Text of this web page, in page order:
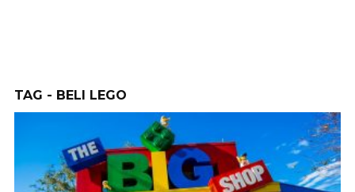
TAG - BELI LEGO